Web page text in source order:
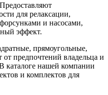
для релаксации,
и насосами,
эффект.
прямоугольные,
предпочтений владельца и
каталоге нашей компании
и комплектов для